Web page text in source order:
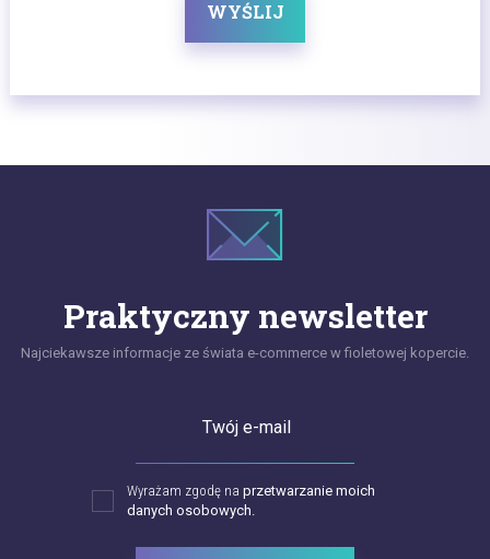
WYŚLIJ
Praktyczny newsletter
Najciekawsze informacje ze świata e-commerce w fioletowej kopercie.
Twój e-mail
Wyrażam zgodę na przetwarzanie moich
danych osobowych.